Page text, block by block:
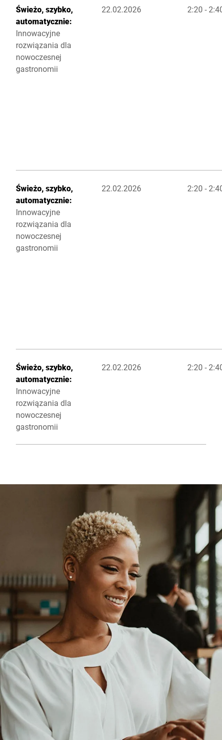
Świeżo, szybko,
automatycznie:
Innowacyjne
rozwiązania dla
nowoczesnej
gastronomii
22.02.2026 2:20 -
Świeżo, szybko,
automatycznie:
Innowacyjne
rozwiązania dla
nowoczesnej
gastronomii
22.02.2026 2:20 -
Świeżo, szybko,
automatycznie:
Innowacyjne
rozwiązania dla
nowoczesnej
gastronomii
22.02.2026 2:20 -